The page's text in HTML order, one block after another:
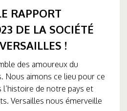
RAPPORT
DE LA SOCIÉTÉ
!
des amoureux du
Nous aimons ce lieu pour ce
l’histoire de notre pays et
Versailles nous émerveille